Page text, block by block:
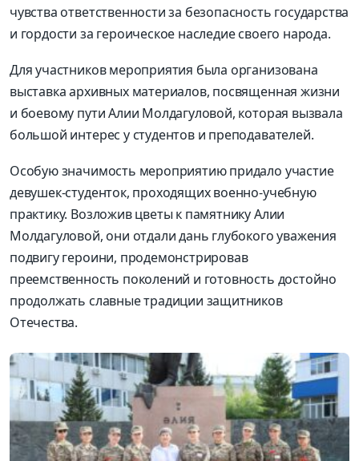
чувства ответственности за безопасность государства
и гордости за героическое наследие своего народа.
Для участников мероприятия была организована
выставка архивных материалов, посвященная жизни
и боевому пути Алии Молдагуловой, которая вызвала
большой интерес у студентов и преподавателей.
Особую значимость мероприятию придало участие
девушек-студенток, проходящих военно-учебную
практику. Возложив цветы к памятнику Алии
Молдагуловой, они отдали дань глубокого уважения
подвигу героини, продемонстрировав
преемственность поколений и готовность достойно
продолжать славные традиции защитников
Отечества.